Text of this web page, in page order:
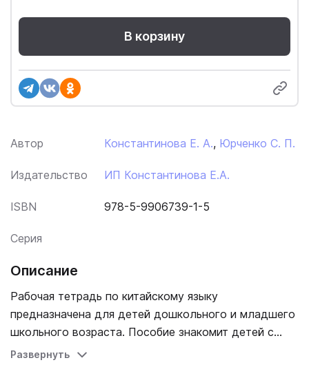
Автор Константинова Е. А., Юрченко С. П.
Издательство ИП Константинова Е.А.
ISBN 978-5-9906739-1-5
Серия
В корзину
Описание
Рабочая тетрадь по китайскому языку
предназначена для детей дошкольного и младшего
школьного возраста. Пособие знакомит детей с
базовыми иероглифами в форме игровых заданий.
Развернуть